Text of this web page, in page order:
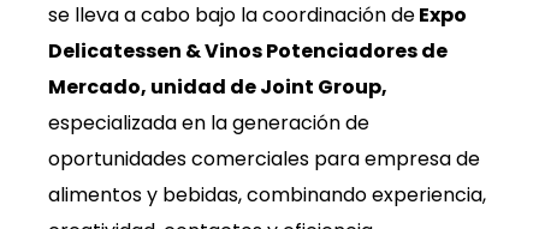
se lleva a cabo bajo la coordinación deExpo
Delicatessen & Vinos Potenciadores de
Mercado, unidad de Joint Group,
especializada en la generación de
oportunidades comerciales para empresa de
alimentos y bebidas, combinando experiencia,